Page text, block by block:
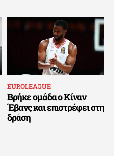
EUROLEAGUE
Βρήκε ομάδα ο Κίναν
Έβανς και επιστρέφει στη
δράση